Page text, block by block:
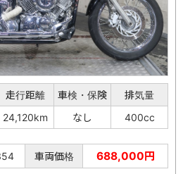
走行距離 車検・保険
排気量
24,120km なし 400cc
車両価格 688,000円